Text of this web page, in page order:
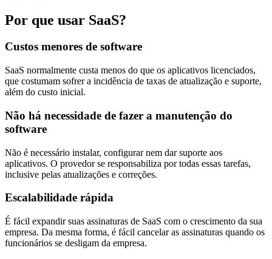
Por que usar SaaS?
Custos menores de software
SaaS normalmente custa menos do que os aplicativos licenciados,
que costumam sofrer a incidência de taxas de atualização e suporte,
além do custo inicial.
Não há necessidade de fazer a manutenção do
software
Não é necessário instalar, configurar nem dar suporte aos
aplicativos. O provedor se responsabiliza por todas essas tarefas,
inclusive pelas atualizações e correções.
Escalabilidade rápida
É fácil expandir suas assinaturas de SaaS com o crescimento da sua
empresa. Da mesma forma, é fácil cancelar as assinaturas quando os
funcionários se desligam da empresa.